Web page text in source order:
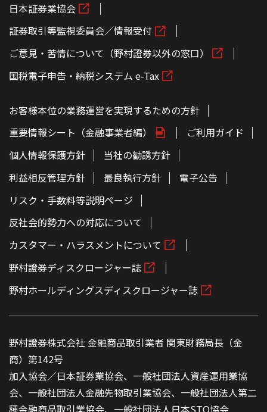
日本証券業協会
証券取引等監視委員会／情報受付
ご意見・苦情について（野村證券以外の窓口）
国税電子申告・納税システム e-Tax
お客様本位の業務運営を実現するための方針
重要情報シート（金融事業者編）
ご利用ガイド
個人情報保護方針
当社の勧誘方針
利益相反管理方針
最良執行方針
電子公告
リスク・手数料等説明ページ
反社会的勢力への対応について
カスタマー・ハラスメントについて
野村證券ディスクロージャー誌
野村ホールディングスディスクロージャー誌
野村證券株式会社 金融商品取引業者 関東財務局長（金
商）第142号
加入協会／日本証券業協会、一般社団法人資産運用業協
会、一般社団法人金融先物取引業協会、一般社団法人第二